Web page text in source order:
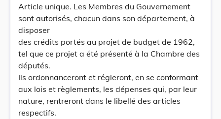
Article unique. Les Membres du Gouvernement
sont autorisés, chacun dans son département, à
disposer
des crédits portés au projet de budget de 1962,
tel que ce projet a été présenté à la Chambre des
députés.
Ils ordonnanceront et régleront, en se conformant
aux lois et règlements, les dépenses qui, par leur
nature, rentreront dans le libellé des articles
respectifs.